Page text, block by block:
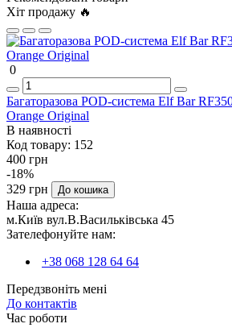
Хіт продажу 🔥
0
Багаторазова POD-система Elf Bar
Orange Original
В наявності
Код товару: 152
400 грн
-18%
329 грн
До кошика
Наша адреса:
м.Київ вул.В.Васильківська 45
Зателефонуйте нам:
+38 068 128 64 64
Передзвоніть мені
До контактів
Час роботи